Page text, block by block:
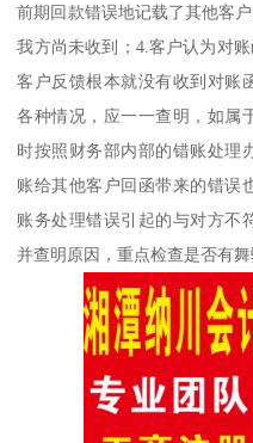
前期回款错误地记载了其他客
我方尚未收到；4.客户认为对
客户反馈根本就没有收到对账
各种情况，应一一查明，如属
时按照财务部内部的错账处理
账给其他客户回函带来的错误
账务处理错误引起的与对方不
并查明原因，重点检查是否有舞